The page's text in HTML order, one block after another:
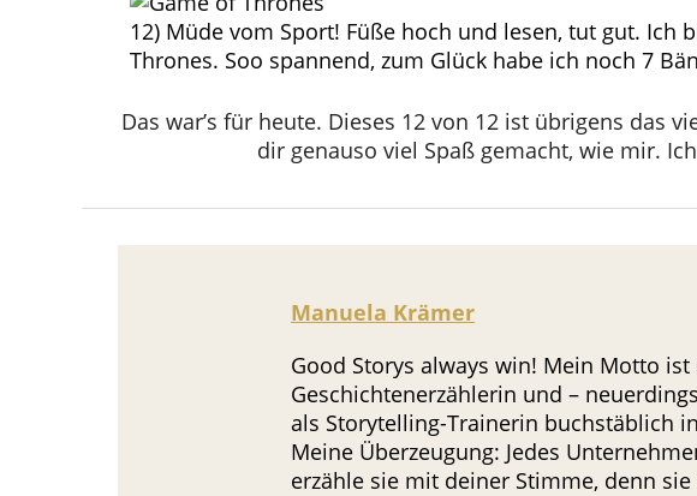
12) Müde vom Sport! Füße hoch und lesen, tut gut. Ich
Thrones. Soo spannend, zum Glück habe ich noch 7
Das war’s für heute. Dieses 12 von 12 ist übrigens das
dir genauso viel Spaß gemacht, wie mir.
Manuela Krämer
Good Storys always win! Mein Motto
Geschichtenerzählerin und –
als Storytelling-Trainerin buchstäblich
Meine Überzeugung: Jedes
erzähle sie mit deiner Stimme, denn